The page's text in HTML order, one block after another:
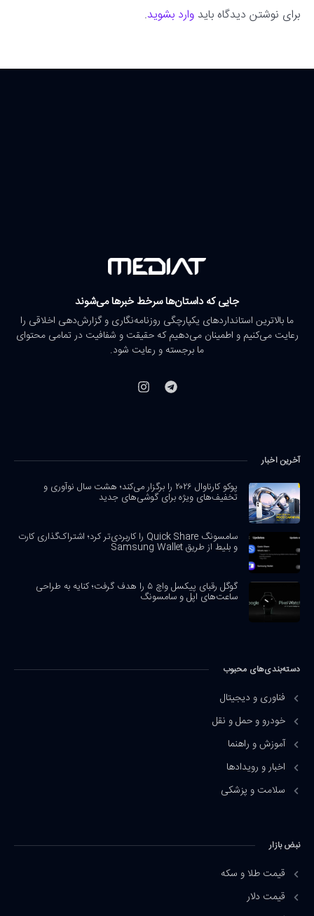
برای نوشتن دیدگاه باید وارد بشوید.
جایی که داستان‌ها سرخط خبرها می‌شوند
ما بالاترین استانداردهای یکپارچگی روزنامه‌نگاری و گزارش‌دهی اخلاقی را
رعایت می‌کنیم و اطمینان می‌دهیم که حقیقت و شفافیت در تمامی محتوای
ما برجسته و رعایت شود.
آخرین اخبار
پوکو کارناوال ۲۰۲۶ را برگزار می‌کند؛ هشت سال نوآوری و
تخفیف‌های ویژه برای گوشی‌های جدید
سامسونگ Quick Share را کاربردی‌تر کرد؛ اشتراک‌گذاری کارت
و بلیط از طریق Samsung Wallet
گوگل رقبای پیکسل واچ ۵ را هدف گرفت؛ کنایه به طراحی
ساعت‌های اپل و سامسونگ
دسته‌بندی‌های محبوب
فناوری و دیجیتال
خودرو و حمل و نقل
آموزش و راهنما
اخبار و رویدادها
سلامت و پزشکی
نبض بازار
قیمت طلا و سکه
قیمت دلار